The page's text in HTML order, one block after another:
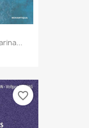
favorite_border